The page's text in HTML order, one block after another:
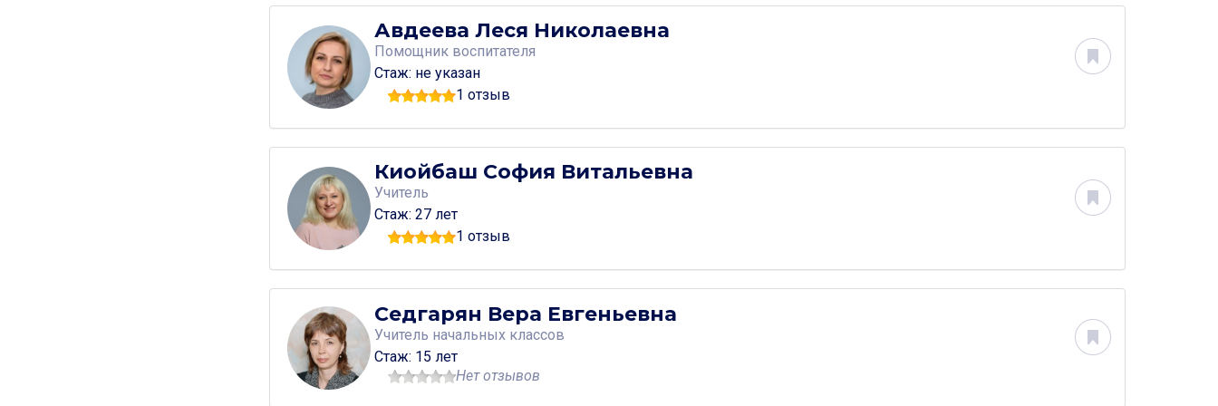
Авдеева Леся Николаевна
Помощник воспитателя
Стаж: не указан
1 отзыв
Киойбаш София Витальевна
Учитель
Стаж: 27 лет
1 отзыв
Cедгарян Вера Евгеньевна
Учитель начальных классов
Стаж: 15 лет
Нет отзывов